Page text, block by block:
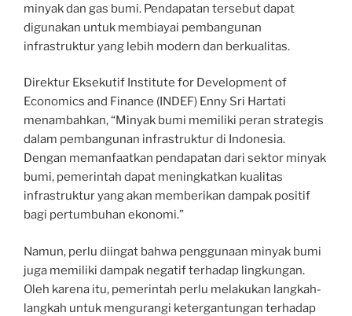
minyak dan gas bumi. Pendapatan tersebut dapat
digunakan untuk membiayai pembangunan
infrastruktur yang lebih modern dan berkualitas.
Direktur Eksekutif Institute for Development of
Economics and Finance (INDEF) Enny Sri Hartati
menambahkan, “Minyak bumi memiliki peran strategis
dalam pembangunan infrastruktur di Indonesia.
Dengan memanfaatkan pendapatan dari sektor minyak
bumi, pemerintah dapat meningkatkan kualitas
infrastruktur yang akan memberikan dampak positif
bagi pertumbuhan ekonomi.”
Namun, perlu diingat bahwa penggunaan minyak bumi
juga memiliki dampak negatif terhadap lingkungan.
Oleh karena itu, pemerintah perlu melakukan langkah-
langkah untuk mengurangi ketergantungan terhadap